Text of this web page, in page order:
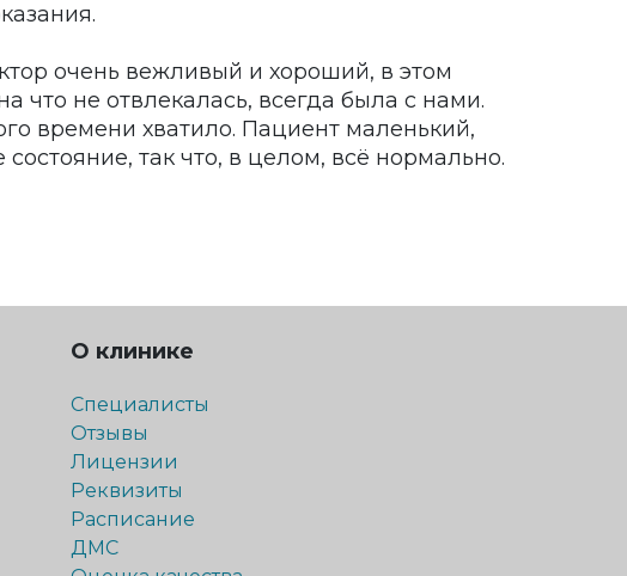
очень вежливый и хороший, в этом
что не отвлекалась, всегда была с нами.
времени хватило. Пациент маленький,
так что, в целом, всё нормально.
О клинике
Специалисты
Отзывы
Лицензии
Реквизиты
Расписание
ДМС